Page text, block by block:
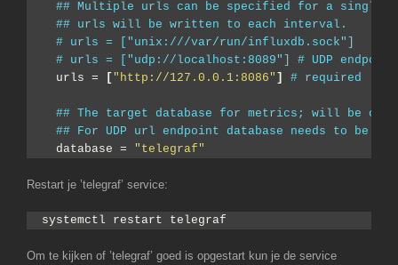
## Multiple urls can be specified for a single
## urls will be written to each interval.
# urls = ["unix:///var/run/influxdb.sock"]
# urls = ["udp://localhost:8089"] # UDP endpoint
  urls =
[ "http://127.0.0.1:8086" ] # required
## The target database for metrics; will be
## For UDP url endpoint database needs to be
  database =
"telegraf"
Restart je ’telegraf’ service:
systemctl restart telegraf
Om te kijken of ’telegraf’ goed is opgestart kun je de service